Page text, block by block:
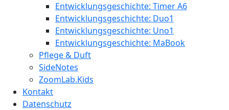
Entwicklungsgeschichte: Timer A6
Entwicklungsgeschichte: Duo1
Entwicklungsgeschichte: Uno1
Entwicklungsgeschichte: MaBook
Pflege & Duft
SideNotes
ZoomLab.Kids
Kontakt
Datenschutz